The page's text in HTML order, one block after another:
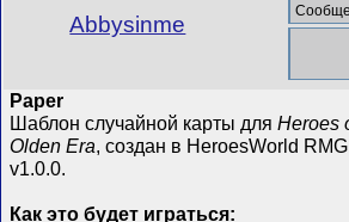
Abbysinme
Paper
Шаблон случайной карты для Heroes
Olden Era , создан в HeroesWorld
v1.0.0.
Как это будет играться: